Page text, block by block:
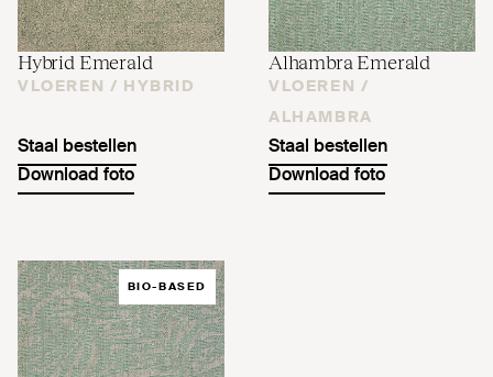
Hybrid Emerald
VLOEREN / HYBRID
Staal bestellen
Download foto
Alhambra Emerald
VLOEREN /
ALHAMBRA
Staal bestellen
Download foto
BIO-BASED